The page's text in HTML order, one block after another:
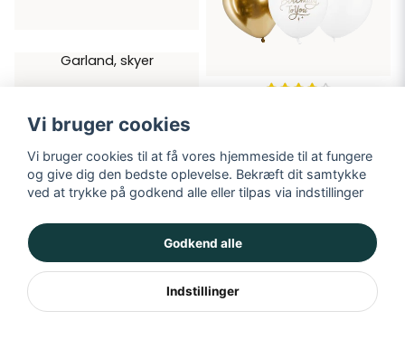
Garland, skyer
TILFØJ TIL KURV
39 kr
TILFØJ TIL KURV
Vi bruger cookies
Vi bruger cookies til at få vores hjemmeside til at fungere
og give dig den bedste oplevelse. Bekræft dit samtykke
ved at trykke på godkend alle eller tilpas via indstillinger
Godkend alle
Indstillinger